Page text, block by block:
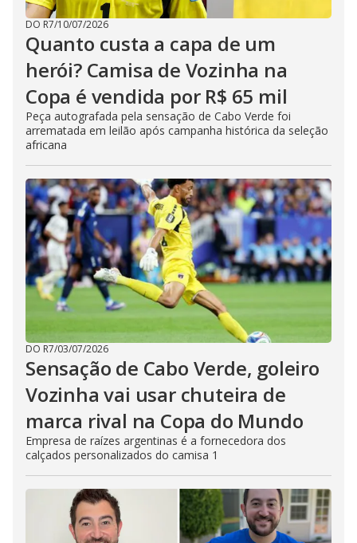
DO R7/10/07/2026
Quanto custa a capa de um
herói? Camisa de Vozinha na
Copa é vendida por R$ 65 mil
Peça autografada pela sensação de Cabo Verde foi
arrematada em leilão após campanha histórica da seleção
africana
DO R7/03/07/2026
Sensação de Cabo Verde, goleiro
Vozinha vai usar chuteira de
marca rival na Copa do Mundo
Empresa de raízes argentinas é a fornecedora dos
calçados personalizados do camisa 1